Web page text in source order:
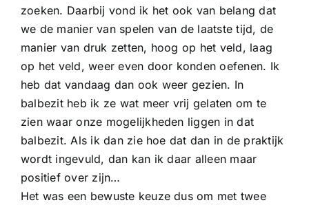
zoeken. Daarbij vond ik het ook van belang dat
we de manier van spelen van de laatste tijd, de
manier van druk zetten, hoog op het veld, laag
op het veld, weer even door konden oefenen. Ik
heb dat vandaag dan ook weer gezien. In
balbezit heb ik ze wat meer vrij gelaten om te
zien waar onze mogelijkheden liggen in dat
balbezit. Als ik dan zie hoe dat dan in de praktijk
wordt ingevuld, dan kan ik daar alleen maar
positief over zijn…
Het was een bewuste keuze dus om met twee